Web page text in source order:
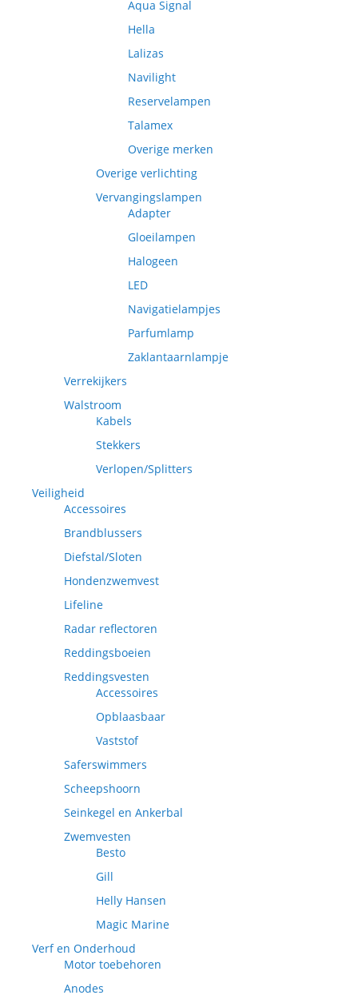
Aqua Signal
Hella
Lalizas
Navilight
Reservelampen
Talamex
Overige merken
Overige verlichting
Vervangingslampen
Adapter
Gloeilampen
Halogeen
LED
Navigatielampjes
Parfumlamp
Zaklantaarnlampje
Verrekijkers
Walstroom
Kabels
Stekkers
Verlopen/Splitters
Veiligheid
Accessoires
Brandblussers
Diefstal/Sloten
Hondenzwemvest
Lifeline
Radar reflectoren
Reddingsboeien
Reddingsvesten
Accessoires
Opblaasbaar
Vaststof
Saferswimmers
Scheepshoorn
Seinkegel en Ankerbal
Zwemvesten
Besto
Gill
Helly Hansen
Magic Marine
Verf en Onderhoud
Motor toebehoren
Anodes